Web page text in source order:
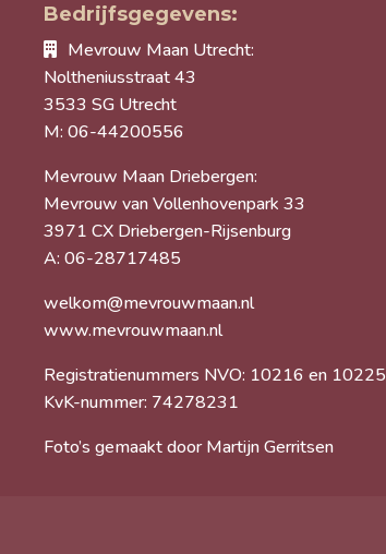
Bedrijfsgegevens:
Mevrouw Maan Utrecht:
Noltheniusstraat 43
3533 SG Utrecht
M: 06-44200556
Mevrouw Maan Driebergen:
Mevrouw van Vollenhovenpark 33
3971 CX Driebergen-Rijsenburg
A: 06-28717485
welkom@mevrouwmaan.nl
www.mevrouwmaan.nl
Registratienummers NVO: 10216 en 10225
KvK-nummer: 74278231
Foto’s gemaakt door Martijn Gerritsen